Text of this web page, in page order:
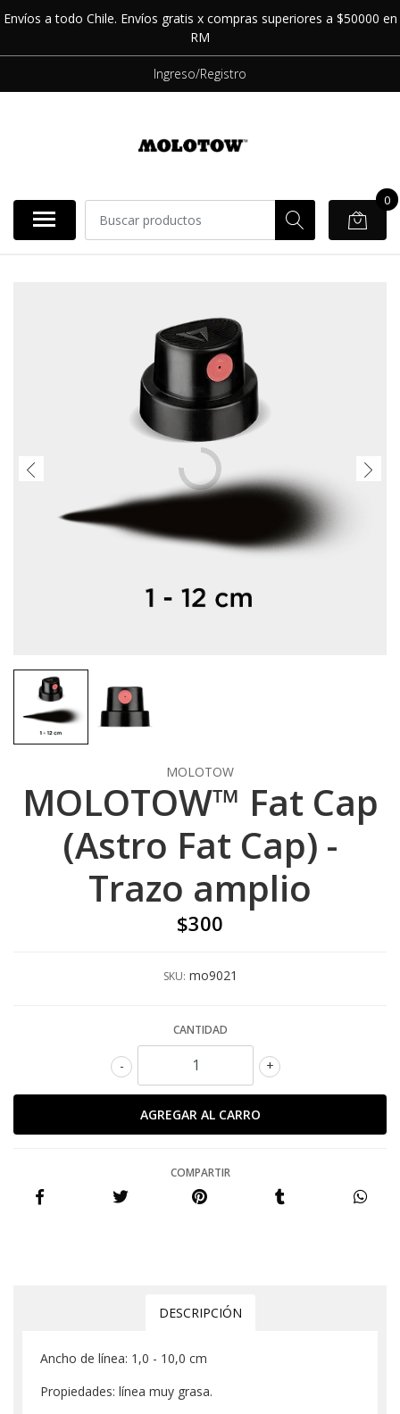
Envíos a todo Chile. Envíos gratis x compras superiores a $50000 en
RM
Ingreso/Registro
0
MOLOTOW
MOLOTOW™ Fat Cap
(Astro Fat Cap) -
Trazo amplio
$300
SKU: mo9021
CANTIDAD
+
-
COMPARTIR
DESCRIPCIÓN
Ancho de línea: 1,0 - 10,0 cm
Propiedades: línea muy grasa.